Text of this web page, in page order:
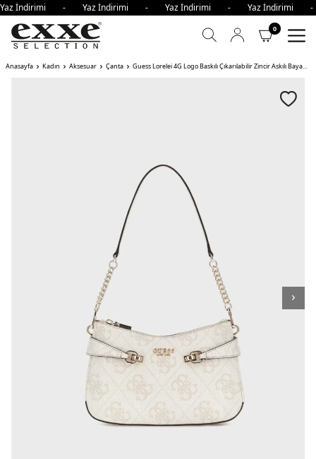
İndirimi - Yaz İndirimi - Yaz İndirimi - Yaz
0
Anasayfa Kadın Aksesuar Çanta Guess Lorelei 4G Logo Baskılı Çıkarılabilir Zincir Askılı Bayan Çanta BNN